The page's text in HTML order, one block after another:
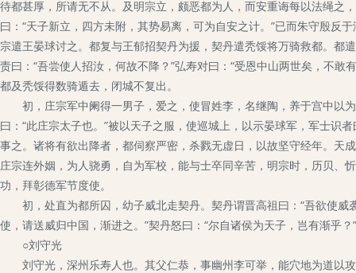
待都甚厚，所请无不从。及明宗立，颇恶都为人，而安重诲每以法绳之
曰：“天子新立，四方未附，其势易离，可为自安之计。”已而朱守殷反
宗遣王晏球讨之。都复与王郁招契丹为援，契丹遣秃馁将万骑救都。都
责曰：“吾尝使人招汝，何故不降？”弘寿对曰：“受恩中山两世矣，不
都及秃馁得数骑遁去，闭城不复出。
初，庄宗军中阑得一男子，爱之，使冒姓李，名继陶，养于宫中以
曰：“此庄宗太子也。”被以天子之服，使巡城上，以示晏球军，军士识
事之。诸将有欲出降者，都伺察严密，杀戮无虚日，以故坚守经年。天
庄宗连外姻，为人骁勇，自为军校，能与士卒同辛苦，明宗时，历贝
功，拜彰德军节度使。
初，处直为都所囚，幼子威北走契丹。契丹谓晋高祖曰：“吾欲使威
使，请送威归中国，渐进之。”契丹怒曰：“尔自诸侯为天子，岂有渐乎
○刘守光
刘守光，深州乐寿人也。其父仁恭，事幽州李可举，能穴地为道以